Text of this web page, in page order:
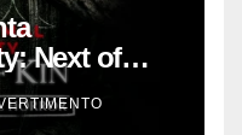
Next of
house